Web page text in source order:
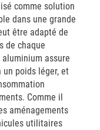
comme solution
dans une grande
être adapté de
de chaque
assure
poids léger, et
Comme il
aménagements
utilitaires